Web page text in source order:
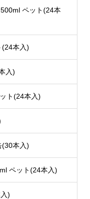
ペット(24本
本入)
入)
ト(24本入)
本入)
ペット(24本入)
)